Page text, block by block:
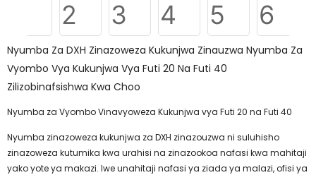
Nyumba Za DXH Zinazoweza Kukunjwa Zinauzwa Nyumba Za
Vyombo Vya Kukunjwa Vya Futi 20 Na Futi 40
Zilizobinafsishwa Kwa Choo
Nyumba za Vyombo Vinavyoweza Kukunjwa vya Futi 20 na Futi 40
Nyumba zinazoweza kukunjwa za DXH zinazouzwa ni suluhisho
zinazoweza kutumika kwa urahisi na zinazookoa nafasi kwa mahitaji
yako yote ya makazi. Iwe unahitaji nafasi ya ziada ya malazi, ofisi ya